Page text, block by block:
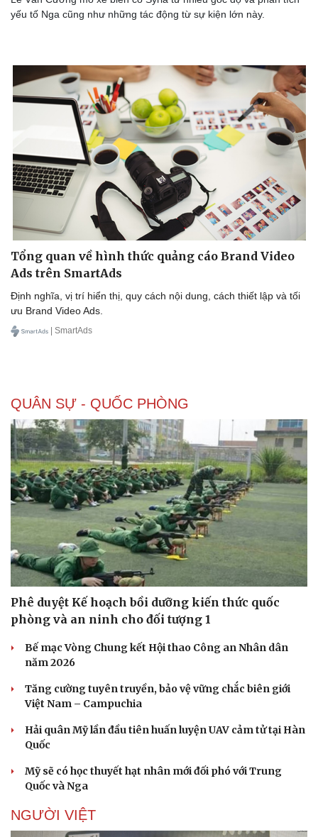
Sức khỏe
Dinh dưỡng - món ngon
Cây thuốc
Sản phụ khoa
Nhi khoa
Làm đẹp - giảm cân
Phòng mạch online
Đời sống
Nhà đẹp
Blog
Tình yêu - Gia đình
yếu tố Nga cũng như những tác động từ sự kiện lớn này.
Tổng quan về hình thức quảng cáo Brand Video
Ads trên SmartAds
Định nghĩa, vị trí hiển thị, quy cách nội dung, cách thiết lập và tối
ưu Brand Video Ads.
| SmartAds
QUÂN SỰ - QUỐC PHÒNG
Phê duyệt Kế hoạch bồi dưỡng kiến thức quốc
phòng và an ninh cho đối tượng 1
Bế mạc Vòng Chung kết Hội thao Công an Nhân dân
năm 2026
Tăng cường tuyên truyền, bảo vệ vững chắc biên giới
Việt Nam – Campuchia
Hải quân Mỹ lần đầu tiên huấn luyện UAV cảm tử tại Hàn
Quốc
Mỹ sẽ có học thuyết hạt nhân mới đối phó với Trung
Quốc và Nga
NGƯỜI VIỆT